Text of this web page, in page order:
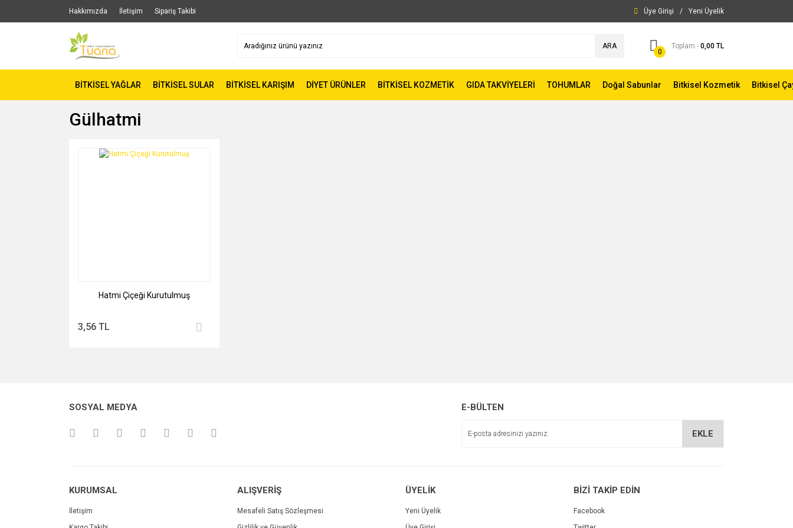
Hakkımızda İletişim Sipariş Takibi Üye Girişi / Yeni Üyelik
ARA
0
Toplam - 0,00 TL
BİTKİSEL YAĞLAR BİTKİSEL SULAR BİTKİSEL KARIŞIM DİYET ÜRÜNLER BİTKİSEL KOZMETİK GIDA TAKVİYELERİ TOHUMLAR Doğal Sabunlar Bitkisel Kozmetik Bitkisel
Gülhatmi
Hatmi Çiçeği Kurutulmuş
3,56 TL
SOSYAL MEDYA E-BÜLTEN
EKLE
KURUMSAL
İletişim
ALIŞVERİŞ
Mesafeli Satış Sözleşmesi
ÜYELİK
Yeni Üyelik
BİZİ TAKİP EDİN
Facebook